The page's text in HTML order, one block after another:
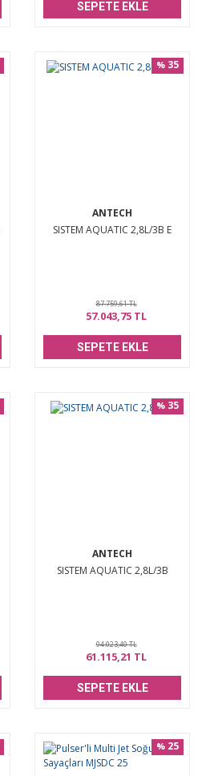
SEPETE EKLE
ANTECH
SISTEM AQUATIC 2,8L/3B E
% 35
87.759,61 TL
57.043,75 TL
SEPETE EKLE
ANTECH
SISTEM AQUATIC 2,8L/3B
% 35
94.023,40 TL
61.115,21 TL
SEPETE EKLE
% 25